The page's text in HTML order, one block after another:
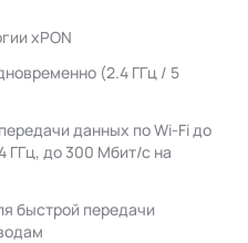
xPON
(2.4 ГГц / 5
данных по Wi-Fi до
ГГц, до 300 Мбит/с на
быстрой передачи